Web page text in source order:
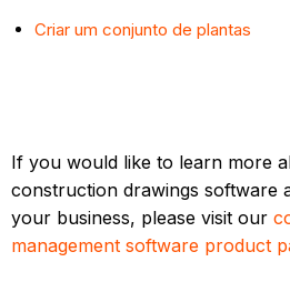
Criar um conjunto de plantas
If you would like to learn more
construction drawings software
your business, please visit our
management software product